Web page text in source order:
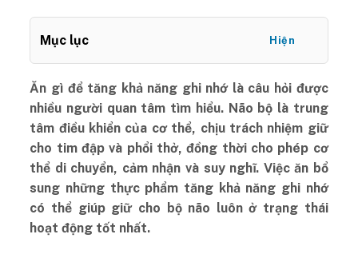
Mục lục Hiện
Ăn gì để tăng khả năng ghi nhớ là câu hỏi được
nhiều người quan tâm tìm hiểu. Não bộ là trung
tâm điều khiển của cơ thể, chịu trách nhiệm giữ
cho tim đập và phổi thở, đồng thời cho phép cơ
thể di chuyển, cảm nhận và suy nghĩ. Việc ăn bổ
sung những thực phẩm tăng khả năng ghi nhớ
có thể giúp giữ cho bộ não luôn ở trạng thái
hoạt động tốt nhất.